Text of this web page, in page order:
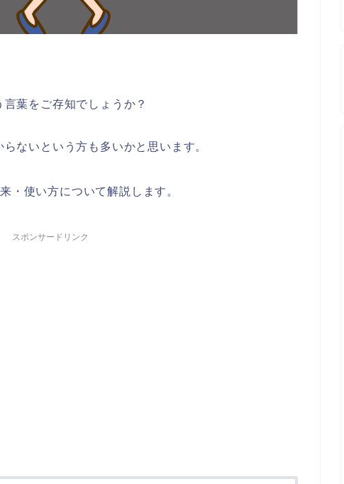
葉をご存知でしょうか？
ないという方も多いかと思います。
・使い方について解説します。
スポンサードリンク